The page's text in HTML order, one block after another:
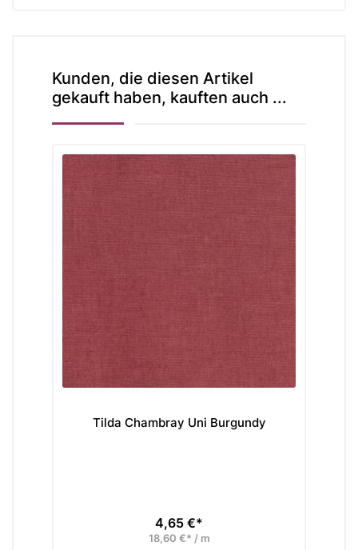
Kunden, die diesen Artikel
gekauft haben, kauften auch ...
Tilda Chambray Uni Burgundy
Preis
4,65 €*
18,60 €* / m